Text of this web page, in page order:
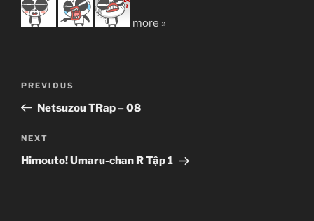
more »
Previous
Post
PREVIOUS
Netsuzou TRap – 08
Next
Post
NEXT
Himouto! Umaru-chan R Tập 1